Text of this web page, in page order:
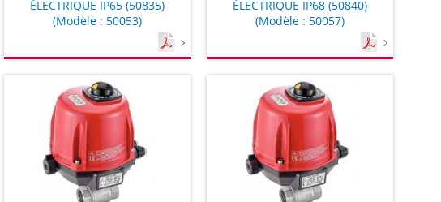
ÉLECTRIQUE IP65 (50835)
(Modèle : 50053)
ÉLECTRIQUE IP68 (50840)
(Modèle : 50057)